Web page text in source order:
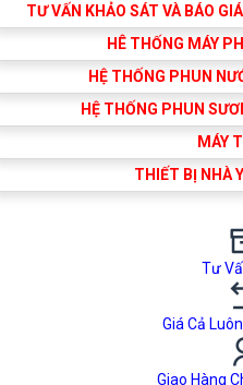
TƯ VẤN KHẢO SÁT VÀ BÁO
HÊ THỐNG MÁY
HỆ THỐNG PHUN
HỆ THỐNG PHUN
MÁY
THIẾT BỊ NHÀ
Tư
Giá Cả
Giao Hàng